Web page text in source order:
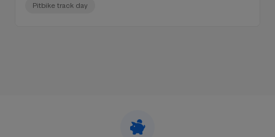
Pitbike track day